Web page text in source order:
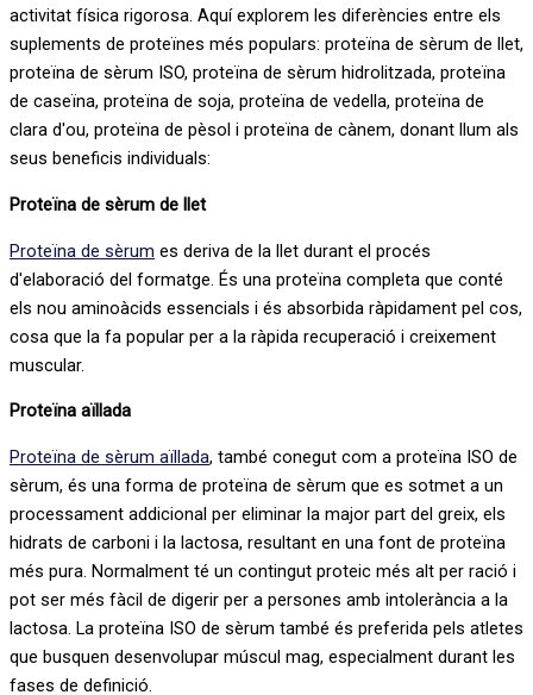
activitat física rigorosa. Aquí explorem les diferències entre els
suplements de proteïnes més populars: proteïna de sèrum de llet,
proteïna de sèrum ISO, proteïna de sèrum hidrolitzada, proteïna
de caseïna, proteïna de soja, proteïna de vedella, proteïna de
clara d'ou, proteïna de pèsol i proteïna de cànem, donant llum als
seus beneficis individuals:
Proteïna de sèrum de llet
Proteïna de sèrum es deriva de la llet durant el procés
d'elaboració del formatge. És una proteïna completa que conté
els nou aminoàcids essencials i és absorbida ràpidament pel cos,
cosa que la fa popular per a la ràpida recuperació i creixement
muscular.
Proteïna aïllada
Proteïna de sèrum aïllada, també conegut com a proteïna ISO de
sèrum, és una forma de proteïna de sèrum que es sotmet a un
processament addicional per eliminar la major part del greix, els
hidrats de carboni i la lactosa, resultant en una font de proteïna
més pura. Normalment té un contingut proteic més alt per ració i
pot ser més fàcil de digerir per a persones amb intolerància a la
lactosa. La proteïna ISO de sèrum també és preferida pels atletes
que busquen desenvolupar múscul mag, especialment durant les
fases de definició.